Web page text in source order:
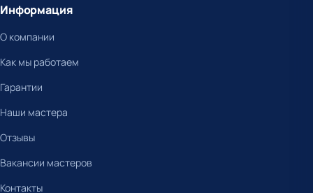
Информация
О компании
Как мы работаем
Гарантии
Наши мастера
Отзывы
Вакансии мастеров
Контакты